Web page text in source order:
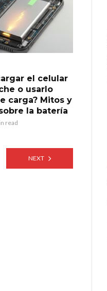
el celular
o usarlo
carga? Mitos y
la batería
read
NEXT